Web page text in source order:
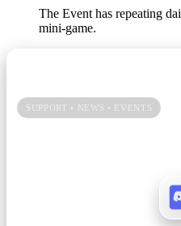
The Event has repeating
mini-game.
SUPPORT • NEWS • EVENTS